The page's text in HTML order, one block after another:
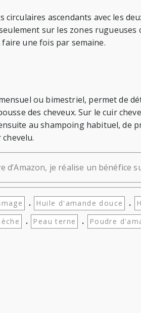
circulaires ascendants avec les
sur les zones
une fois par semaine.
ou bimestriel, permet de
des cheveux. Sur le cuir
au shampoing habituel, de
d’Amazon, je réalise un bénéfice
. Huile d'amande douce .
. Peau terne . Poudre